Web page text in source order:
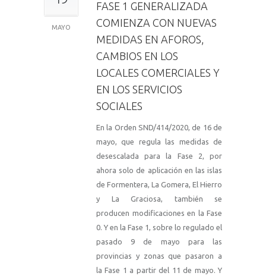
MAYO
FASE 1 GENERALIZADA
COMIENZA CON NUEVAS
MEDIDAS EN AFOROS,
CAMBIOS EN LOS
LOCALES COMERCIALES Y
EN LOS SERVICIOS
SOCIALES
En la Orden SND/414/2020, de 16 de
mayo, que regula las medidas de
desescalada para la Fase 2, por
ahora solo de aplicación en las islas
de Formentera, La Gomera, El Hierro
y La Graciosa, también se
producen modificaciones en la Fase
0. Y en la Fase 1, sobre lo regulado el
pasado 9 de mayo para las
provincias y zonas que pasaron a
la Fase 1 a partir del 11 de mayo. Y